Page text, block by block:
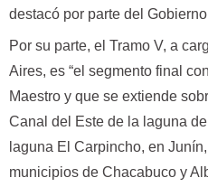
destacó por parte del
Por su parte, el Tramo V, a
Aires, es “el segmento final
Maestro y que se extiende
Canal del Este de la laguna
laguna El Carpincho, en
municipios de Chacabuco y